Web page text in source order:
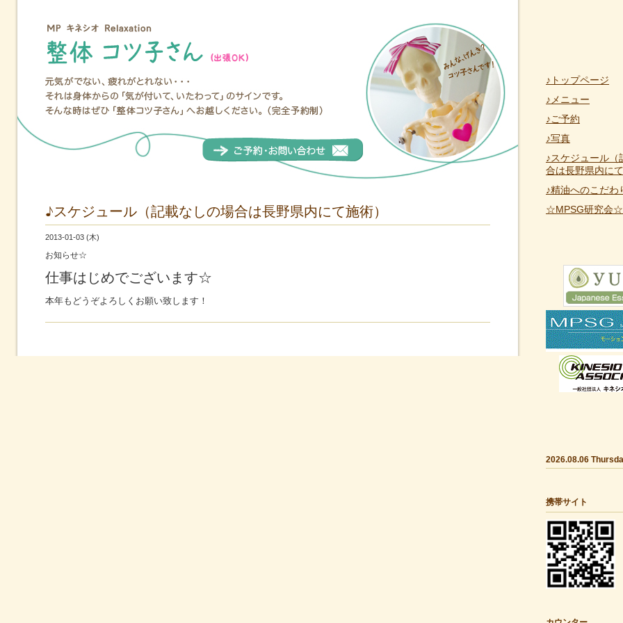
♪スケジュール（記載なしの場合は長野県内にて施術）
2013-01-03 (木)
お知らせ☆
仕事はじめでございます☆
本年もどうぞよろしくお願い致します！
♪トップページ
♪メニュー
♪ご予約
♪写真
♪スケジュール（
合は長野県内に
♪精油へのこだわ
☆MPSG研究会☆
2026.08.06
携帯サイト